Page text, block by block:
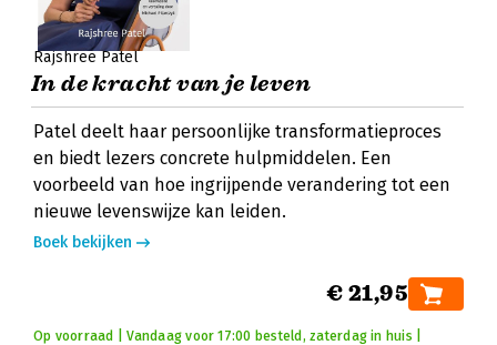
Rajshree Patel
In de kracht van je leven
Patel deelt haar persoonlijke transformatieproces
en biedt lezers concrete hulpmiddelen. Een
voorbeeld van hoe ingrijpende verandering tot een
nieuwe levenswijze kan leiden.
Boek bekijken
€ 21,95
Op voorraad | Vandaag voor 17:00 besteld, zaterdag in huis |